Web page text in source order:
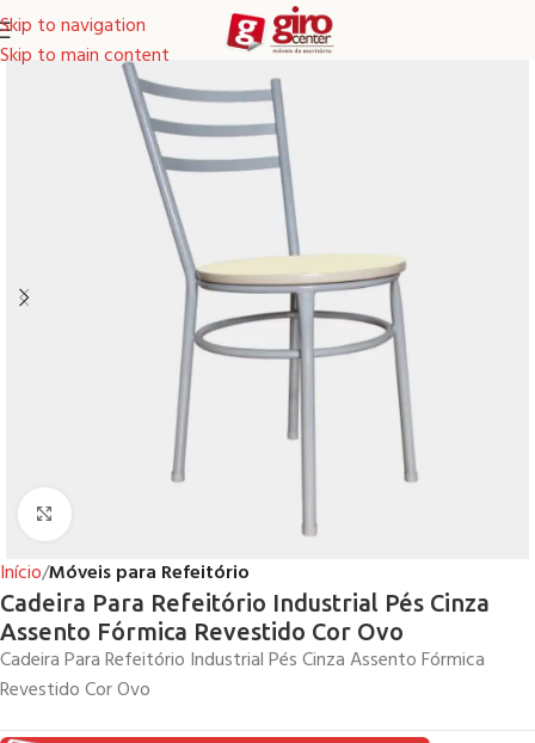
Skip to navigation
Skip to main content
Início Móveis para Refeitório
Cadeira Para Refeitório Industrial Pés Cinza
Assento Fórmica Revestido Cor Ovo
Cadeira Para Refeitório Industrial Pés Cinza Assento Fórmica
Revestido Cor Ovo